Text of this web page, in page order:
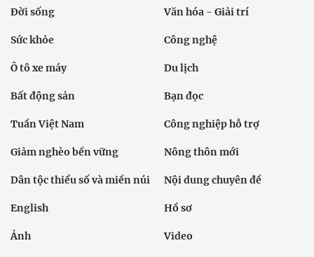
Đời sống Văn hóa - Giải trí
Sức khỏe Công nghệ
Ô tô xe máy Du lịch
Bất động sản Bạn đọc
Tuần Việt Nam Công nghiệp hỗ trợ
Giảm nghèo bền vững Nông thôn mới
Dân tộc thiểu số và miền núi Nội dung chuyên đề
English Hồ sơ
Ảnh Video